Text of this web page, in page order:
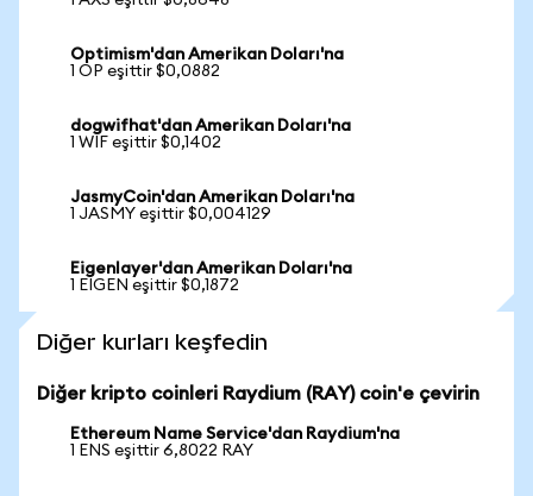
Optimism'dan Amerikan Doları'na
1 OP eşittir $0,0882
dogwifhat'dan Amerikan Doları'na
1 WIF eşittir $0,1402
JasmyCoin'dan Amerikan Doları'na
1 JASMY eşittir $0,004129
Eigenlayer'dan Amerikan Doları'na
1 EIGEN eşittir $0,1872
Diğer kurları keşfedin
Diğer kripto coinleri Raydium (RAY) coin'e çevirin
Ethereum Name Service'dan Raydium'na
1 ENS eşittir 6,8022 RAY